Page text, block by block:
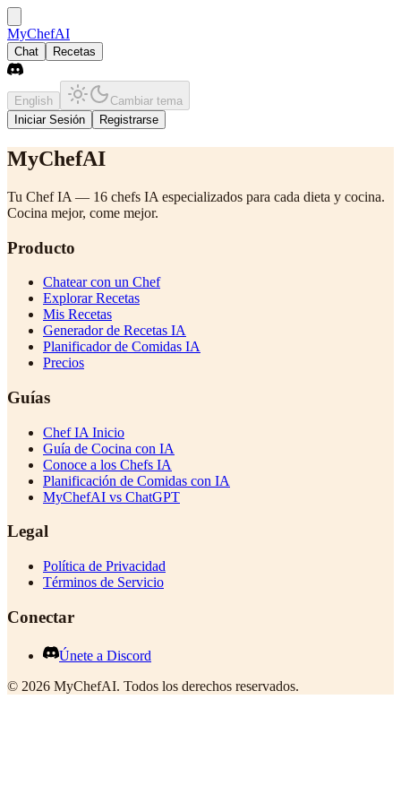
MyChefAI
Chat Recetas
English
Cambiar tema
Iniciar Sesión
Registrarse
MyChefAI
Tu Chef IA — 16 chefs IA especializados para cada dieta y cocina.
Cocina mejor, come mejor.
Producto
Chatear con un Chef
Explorar Recetas
Mis Recetas
Generador de Recetas IA
Planificador de Comidas IA
Precios
Guías
Chef IA Inicio
Guía de Cocina con IA
Conoce a los Chefs IA
Planificación de Comidas con IA
MyChefAI vs ChatGPT
Legal
Política de Privacidad
Términos de Servicio
Conectar
Únete a Discord
© 2026 MyChefAI. Todos los derechos reservados.